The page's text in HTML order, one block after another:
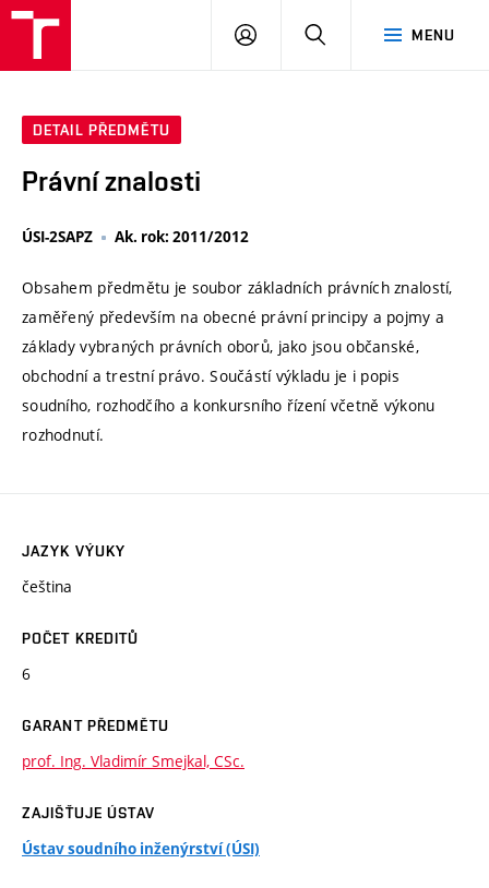
MENU
PŘIHLÁSIT
DETAIL PŘEDMĚTU
Právní znalosti
ÚSI-2SAPZ Ak. rok: 2011/2012
Obsahem předmětu je soubor základních právních znalostí,
zaměřený především na obecné právní principy a pojmy a
základy vybraných právních oborů, jako jsou občanské,
obchodní a trestní právo. Součástí výkladu je i popis
soudního, rozhodčího a konkursního řízení včetně výkonu
rozhodnutí.
JAZYK VÝUKY
čeština
POČET KREDITŮ
6
GARANT PŘEDMĚTU
prof. Ing. Vladimír Smejkal, CSc.
ZAJIŠŤUJE ÚSTAV
Ústav soudního inženýrství (ÚSI)